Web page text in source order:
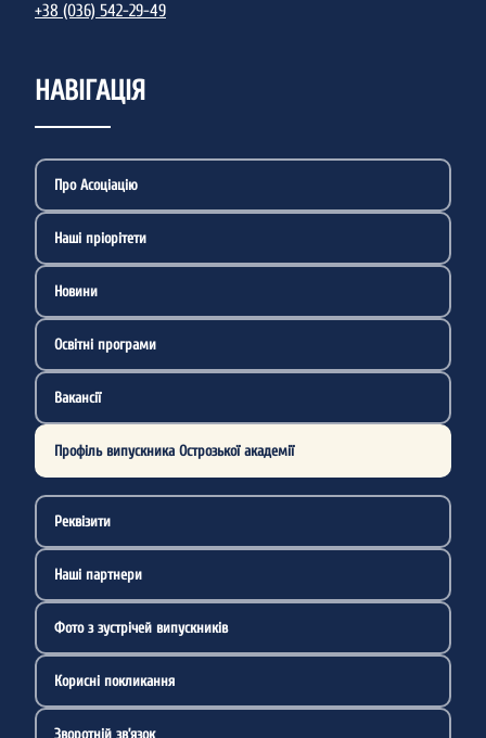
+38 (036) 542-29-49
НАВІГАЦІЯ
Про Асоціацію
Наші пріорітети
Новини
Освітні програми
Вакансії
Профіль випускника Острозької академії
Реквізити
Наші партнери
Фото з зустрічей випускників
Корисні покликання
Зворотній зв’язок